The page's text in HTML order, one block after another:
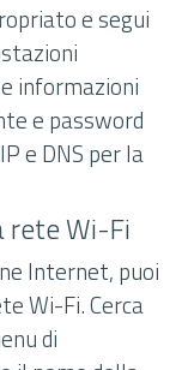
e segui
informazioni
e password
e DNS per la
rete Wi-Fi
Internet, puoi
Wi-Fi. Cerca
di